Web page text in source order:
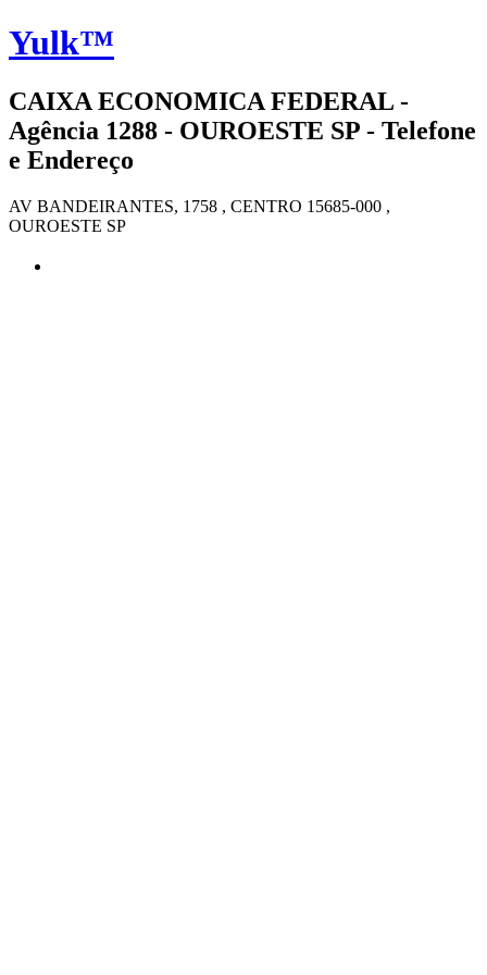
Yulk™
CAIXA ECONOMICA FEDERAL -
Agência 1288 - OUROESTE SP - Telefone
e Endereço
AV BANDEIRANTES, 1758 , CENTRO 15685-000 ,
OUROESTE SP